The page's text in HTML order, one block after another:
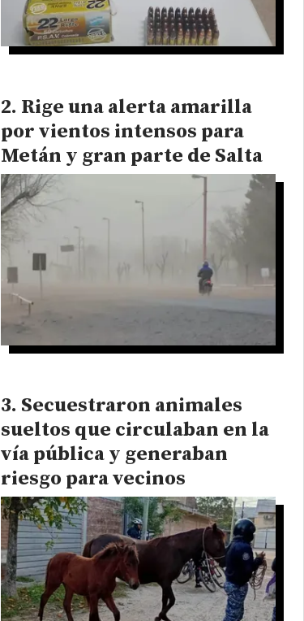
Rige una alerta amarilla
por vientos intensos para
Metán y gran parte de Salta
Secuestraron animales
sueltos que circulaban en la
vía pública y generaban
riesgo para vecinos